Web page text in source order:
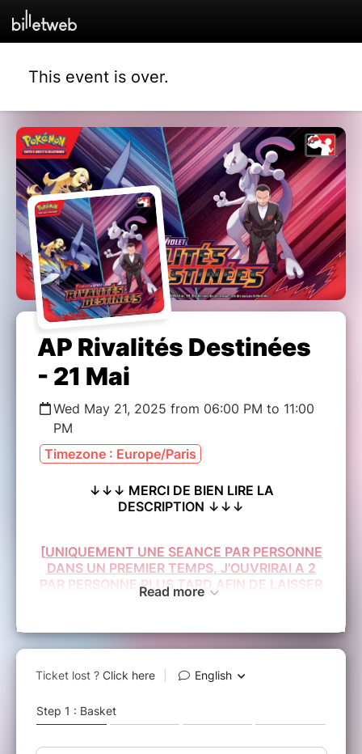
This event is over.
AP Rivalités Destinées
- 21 Mai
Wed May 21, 2025 from 06:00 PM to 11:00
PM
Timezone : Europe/Paris
↓↓↓ MERCI DE BIEN LIRE LA
DESCRIPTION ↓↓↓
[UNIQUEMENT UNE SEANCE PAR PERSONNE
DANS UN PREMIER TEMPS, J'OUVRIRAI A 2
PAR PERSONNE PLUS TARD AFIN DE LAISSER
LA POSSIBILITE A TOUT LE MONDE DE
RESPECTANT PAS CETTE REGLE VERRA SES
INSCRIPTIONS ANNULEES]
Bienvenue à l'Avant PremièreRIVALITES
Ce tournoi amical d’avant-première officiel est
Read more